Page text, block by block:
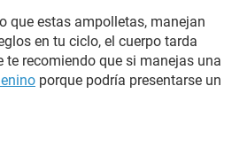
que estas ampolletas, manejan
en tu ciclo, el cuerpo tarda
te recomiendo que si manejas una
porque podría presentarse un